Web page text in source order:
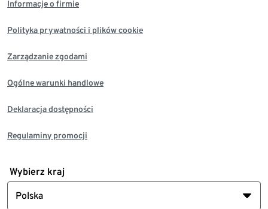
Informacje o firmie
Polityka prywatności i plików cookie
Zarządzanie zgodami
Ogólne warunki handlowe
Deklaracja dostępności
Regulaminy promocji
Wybierz kraj
Polska